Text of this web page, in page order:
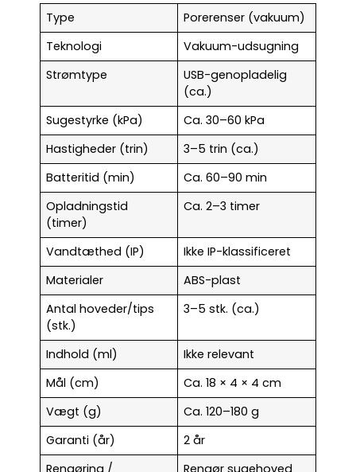
Type
Porerenser (vakuum)
Teknologi
Vakuum-udsugning
Strømtype
USB-genopladelig
(ca.)
Sugestyrke (kPa)
Ca. 30–60 kPa
Hastigheder (trin)
3–5 trin (ca.)
Batteritid (min)
Ca. 60–90 min
Opladningstid
(timer)
Ca. 2–3 timer
Vandtæthed (IP)
Ikke IP-klassificeret
Materialer
ABS-plast
Antal hoveder/tips
(stk.)
3–5 stk. (ca.)
Indhold (ml)
Ikke relevant
Mål (cm)
Ca. 18 × 4 × 4 cm
Vægt (g)
Ca. 120–180 g
Garanti (år)
2 år